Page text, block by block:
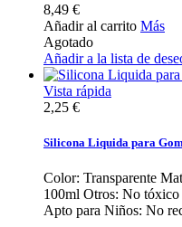
8,49 €
Añadir al carrito Más
Agotado
Añadir a la lista de
Vista rápida
2,25 €
Silicona Liquida para
Color: Transparente
100ml Otros: No
Apto para Niños: No